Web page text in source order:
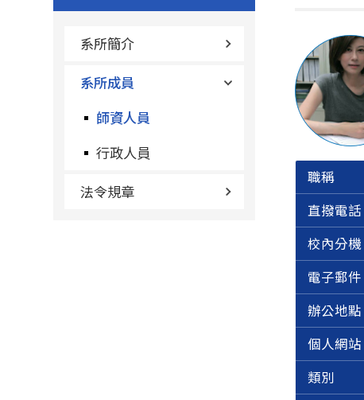
系所簡介
系所成員
師資人員
行政人員
法令規章
職稱
直撥電話
校內分機
電子郵件
辦公地點
個人網站
類別